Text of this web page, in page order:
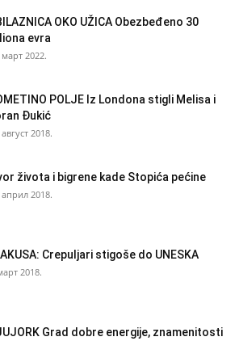
OKO UŽICA Obezbeđeno 30
evra
март 2022.
POLJE Iz Londona stigli Melisa i
Đukić
2018.
života i bigrene kade Stopića pećine
април 2018.
Crepuljari stigoše do UNESKA
2018.
Grad dobre energije, znamenitosti